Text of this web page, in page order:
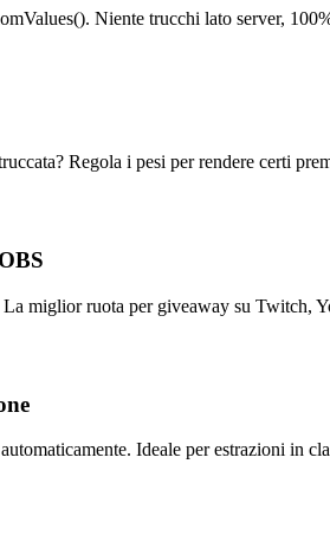
Niente trucchi lato server,
Regola i pesi per rendere certi
miglior ruota per giveaway su Twitch,
Ideale per estrazioni in